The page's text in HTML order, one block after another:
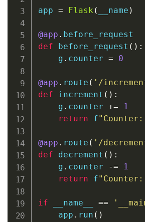
app = Flask ( __name )
@app . before_request
def
before_request ( ) :
    g
. counter = 0
@app . route ( '/
def
increment ( ) :
    g
. counter +=
1
return
f"Counter:
@app . route ( '/
def
decrement ( ) :
    g
. counter -=
1
return
f"Counter:
if __name__ ==
    app
. run ( )